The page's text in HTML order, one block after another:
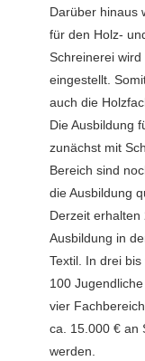
Darüber hinaus
für den Holz-
Schreinerei
eingestellt.
auch die
Die Ausbildung
zunächst mit
Bereich sind
die Ausbildung
Derzeit
Ausbildung in
Textil. In drei
100
vier
ca. 15.000 € an
werden.